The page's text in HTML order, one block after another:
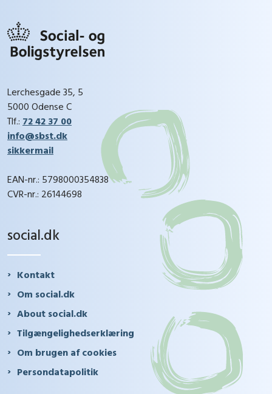
Lerchesgade 35, 5
5000 Odense C
Tlf.: 72 42 37 00
info@sbst.dk
sikkermail
EAN-nr.: 5798000354838
CVR-nr.: 26144698
social.dk
Kontakt
Om social.dk
About social.dk
Tilgængelighedserklæring
Om brugen af cookies
Persondatapolitik